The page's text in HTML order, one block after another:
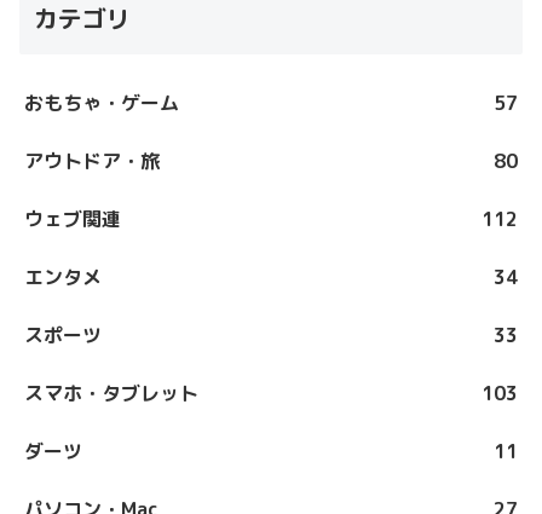
カテゴリ
おもちゃ・ゲーム 57
アウトドア・旅 80
ウェブ関連 112
エンタメ 34
スポーツ 33
スマホ・タブレット 103
ダーツ 11